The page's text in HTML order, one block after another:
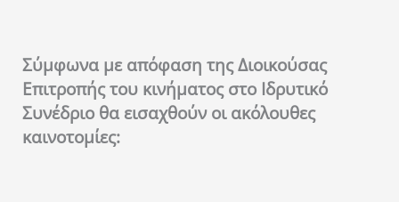
Σύμφωνα με απόφαση της Διοικούσας
Επιτροπής του κινήματος στο Ιδρυτικό
Συνέδριο θα εισαχθούν οι ακόλουθες
καινοτομίες: